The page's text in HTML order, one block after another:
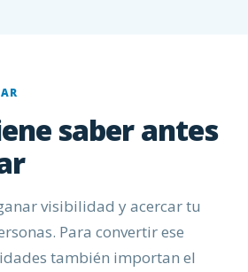
saber antes
visibilidad y acercar tu
Para convertir ese
también importan el